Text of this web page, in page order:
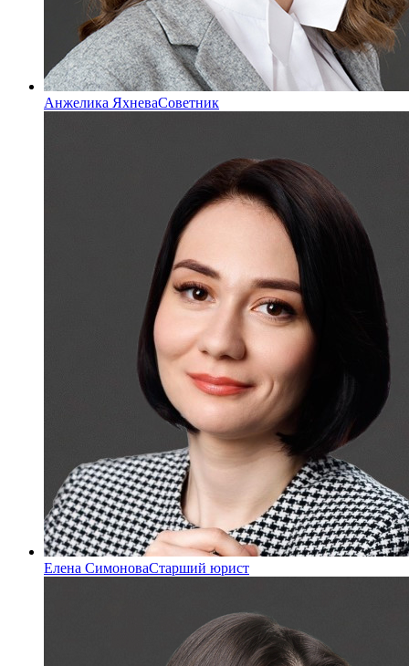
Анжелика ЯхневаСоветник
Елена СимоноваСтарший юрист